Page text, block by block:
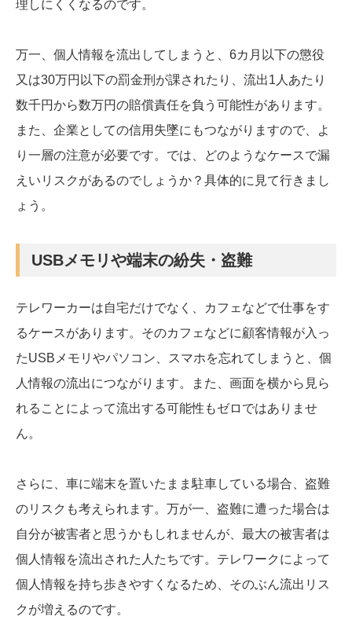
理しにくくなるのです。
万一、個人情報を流出してしまうと、6カ月以下の懲役
又は30万円以下の罰金刑が課されたり、流出1人あたり
数千円から数万円の賠償責任を負う可能性があります。
また、企業としての信用失墜にもつながりますので、よ
り一層の注意が必要です。では、どのようなケースで漏
えいリスクがあるのでしょうか？具体的に見て行きまし
ょう。
USBメモリや端末の紛失・盗難
テレワーカーは自宅だけでなく、カフェなどで仕事をす
るケースがあります。そのカフェなどに顧客情報が入っ
たUSBメモリやパソコン、スマホを忘れてしまうと、個
人情報の流出につながります。また、画面を横から見ら
れることによって流出する可能性もゼロではありませ
ん。
さらに、車に端末を置いたまま駐車している場合、盗難
のリスクも考えられます。万が一、盗難に遭った場合は
自分が被害者と思うかもしれませんが、最大の被害者は
個人情報を流出された人たちです。テレワークによって
個人情報を持ち歩きやすくなるため、そのぶん流出リス
クが増えるのです。